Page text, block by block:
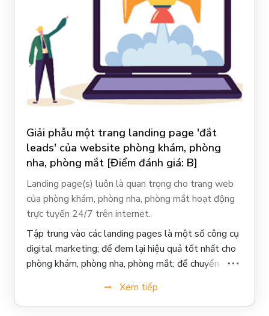
Giải phẫu một trang landing page 'đắt
leads' của website phòng khám, phòng
nha, phòng mắt [Điểm đánh giá: B]
Landing page(s) luôn là quan trọng cho trang web
của phòng khám, phòng nha, phòng mắt hoạt động
trực tuyến 24/7 trên internet.
Tập trung vào các landing pages là một số công cụ
digital marketing; để đem lại hiệu quả tốt nhất cho
phòng khám, phòng nha, phòng mắt; để chuyển đổi
năng (patient leads); và để có thể đo lường được tỷ
lệ chuyển đổi ...
Xem tiếp